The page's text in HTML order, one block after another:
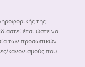
της
έτσι ώστε να
των προσωπικών
κανονισμούς που